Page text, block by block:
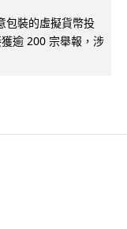
包裝的虛擬貨幣投
逾 200 宗舉報，涉